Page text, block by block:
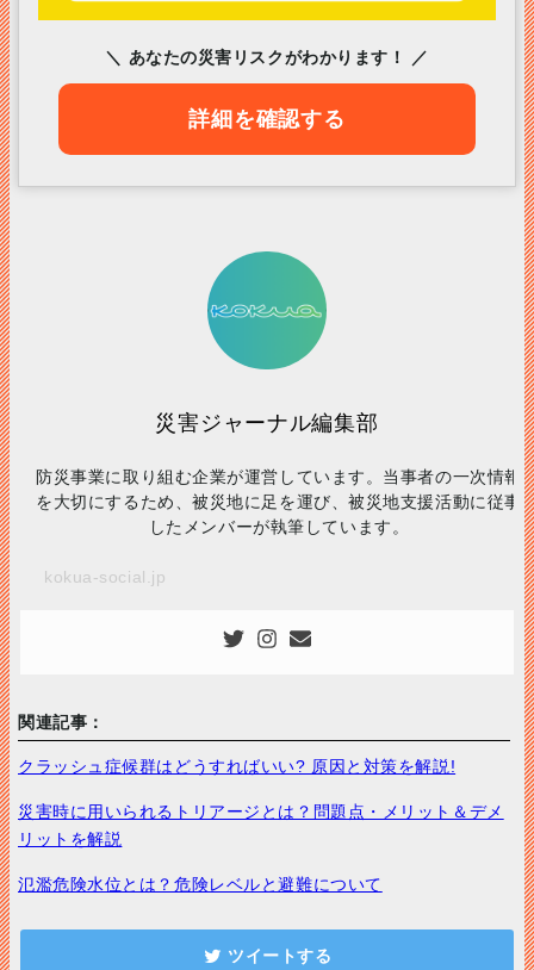
＼ あなたの災害リスクがわかります！ ／
詳細を確認する
災害ジャーナル編集部
防災事業に取り組む企業が運営しています。当事者の一次情報
を大切にするため、被災地に足を運び、被災地支援活動に従事
したメンバーが執筆しています。
kokua-social.jp
関連記事：
クラッシュ症候群はどうすればいい? 原因と対策を解説!
災害時に用いられるトリアージとは？問題点・メリット＆デメ
リットを解説
氾濫危険水位とは？危険レベルと避難について